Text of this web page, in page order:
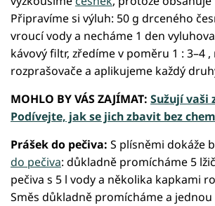
Připravíme si výluh: 50 g drceného
vroucí vody a necháme 1 den
kávový filtr, zředíme v poměru 1 : 3–4
rozprašovače a aplikujeme každý
MOHLO BY VÁS ZAJÍMAT: Sužují vaši
Podívejte, jak se jich zbavit bez
Prášek do pečiva: S plísněmi dokáže
do pečiva: důkladně promícháme 5
pečiva s 5 l vody a několika kapkami
Směs důkladně promícháme a